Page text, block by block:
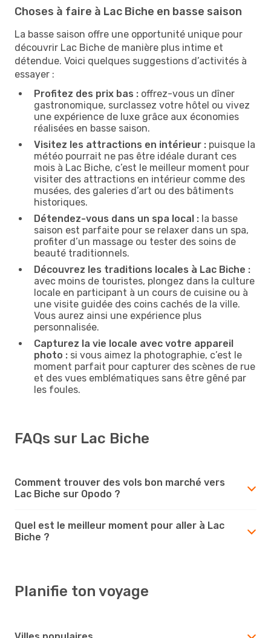
Choses à faire à Lac Biche en basse saison
La basse saison offre une opportunité unique pour
découvrir Lac Biche de manière plus intime et
détendue. Voici quelques suggestions d’activités à
essayer :
Profitez des prix bas : offrez-vous un dîner
gastronomique, surclassez votre hôtel ou vivez
une expérience de luxe grâce aux économies
réalisées en basse saison.
Visitez les attractions en intérieur : puisque la
météo pourrait ne pas être idéale durant ces
mois à Lac Biche, c’est le meilleur moment pour
visiter des attractions en intérieur comme des
musées, des galeries d’art ou des bâtiments
historiques.
Détendez-vous dans un spa local : la basse
saison est parfaite pour se relaxer dans un spa,
profiter d’un massage ou tester des soins de
beauté traditionnels.
Découvrez les traditions locales à Lac Biche :
avec moins de touristes, plongez dans la culture
locale en participant à un cours de cuisine ou à
une visite guidée des coins cachés de la ville.
Vous aurez ainsi une expérience plus
personnalisée.
Capturez la vie locale avec votre appareil
photo : si vous aimez la photographie, c’est le
moment parfait pour capturer des scènes de rue
et des vues emblématiques sans être gêné par
les foules.
FAQs sur Lac Biche
Comment trouver des vols bon marché vers
Lac Biche sur Opodo ?
Quel est le meilleur moment pour aller à Lac
Biche ?
Planifie ton voyage